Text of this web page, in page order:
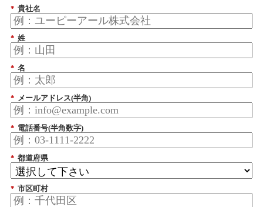
* 貴社名
* 姓
* 名
* メールアドレス(半角)
* 電話番号(半角数字)
* 都道府県
* 市区町村